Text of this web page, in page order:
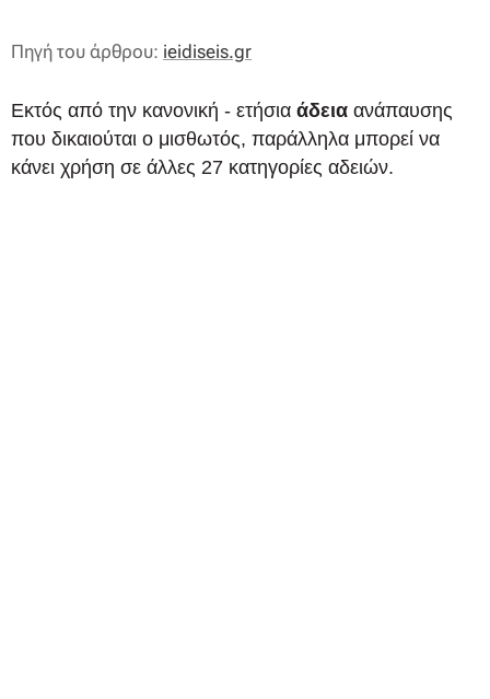
Πηγή του άρθρου: ieidiseis.gr
Εκτός από την κανονική - ετήσια άδεια ανάπαυσης
που δικαιούται ο μισθωτός, παράλληλα μπορεί να
κάνει χρήση σε άλλες 27 κατηγορίες αδειών.